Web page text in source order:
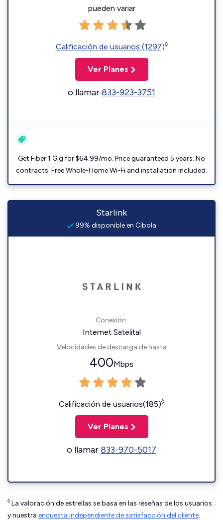
pueden variar
Calificación de usuarios (1297)◊
Ver Planes
o llamar833-923-3751
Get Fiber 1 Gig for $64.99/mo. Price guaranteed 5 years. No
contracts. Free Whole-Home Wi-Fi and installation included.
Starlink
99% disponible en Cibola
Conexión:
Internet Satelital
Velocidades de descarga de hasta
400Mbps
Calificación de usuarios(185)◊
Ver Planes
o llamar833-970-5017
◊ La valoración de estrellas se basa en las reseñas de los usuarios
y nuestra encuesta independiente de satisfacción del cliente.